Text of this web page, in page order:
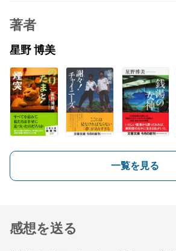
著者
星野 博美
一覧を見る
感想を送る